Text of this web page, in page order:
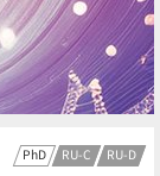
PhD RU-C RU-D